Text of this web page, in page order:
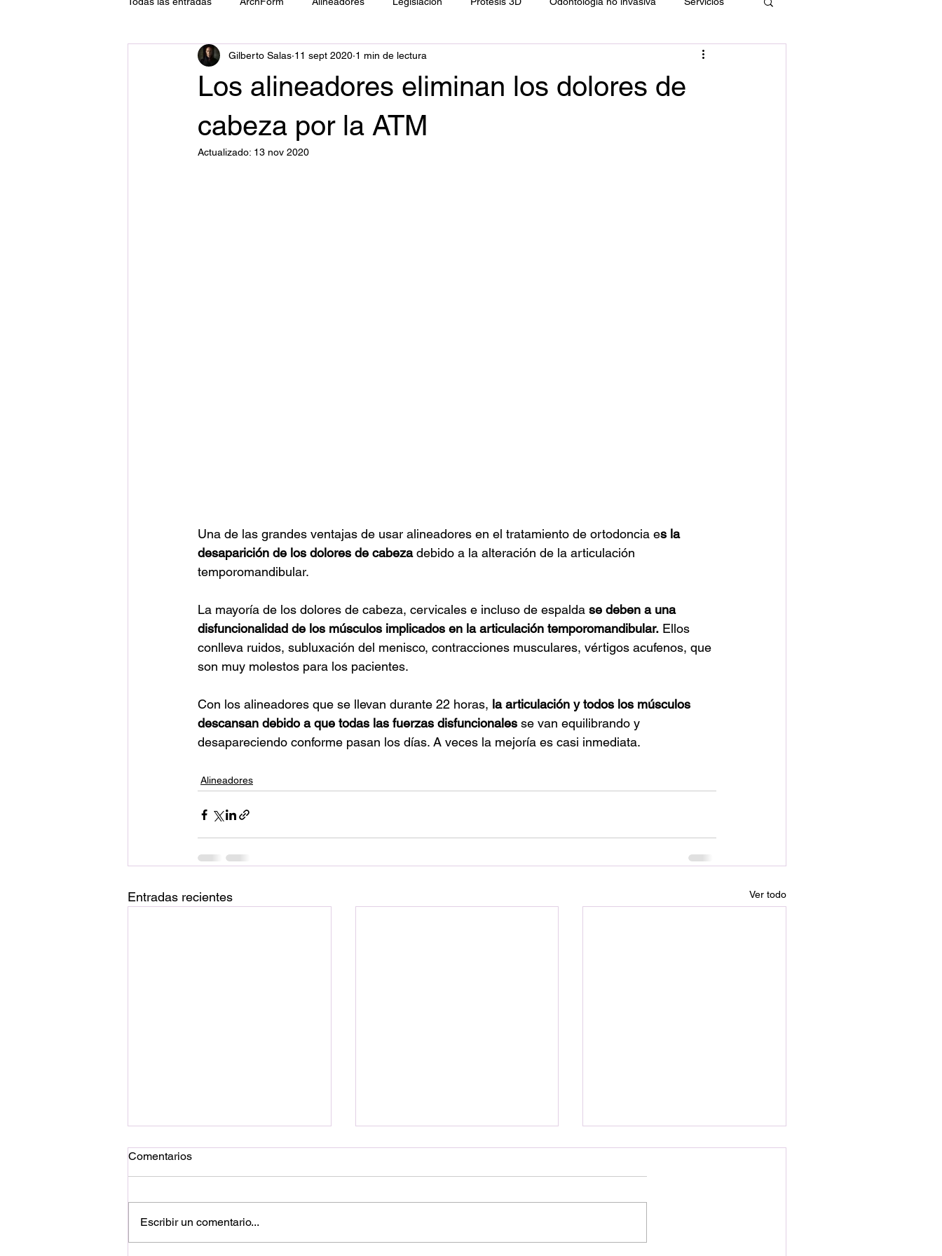
Tecnología Implantología Resinas directas
Los alineadores eliminan los dolores de
cabeza por la ATM
Gilberto Salas 11 sept 2020 1 min de lectura
Actualizado: 13 nov 2020
Una de las grandes ventajas de usar alineadores en el tratamiento de ortodoncia es la
desaparición de los dolores de cabeza debido a la alteración de la articulación
temporomandibular.
La mayoría de los dolores de cabeza, cervicales e incluso de espalda se deben a una
disfuncionalidad de los músculos implicados en la articulación temporomandibular. Ellos
conlleva ruidos, subluxación del menisco, contracciones musculares, vértigos acufenos, que
son muy molestos para los pacientes.
Con los alineadores que se llevan durante 22 horas, la articulación y todos los músculos
descansan debido a que todas las fuerzas disfuncionales se van equilibrando y
desapareciendo conforme pasan los días. A veces la mejoría es casi inmediata.
Alineadores
Entradas recientes Ver todo
Comentarios
Escribir un comentario...